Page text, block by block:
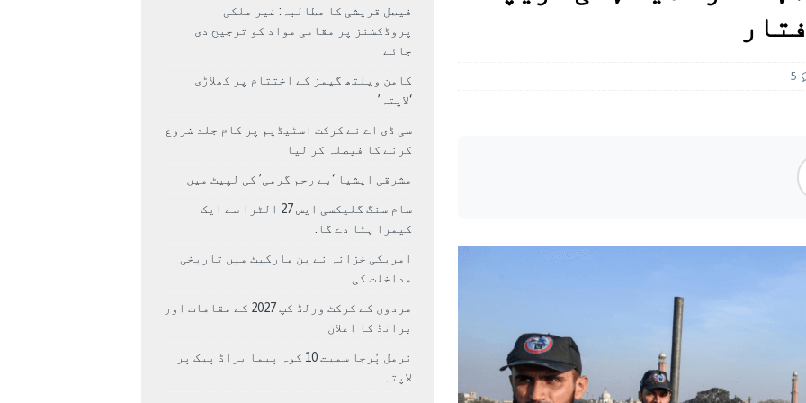
غیر ملکی پروڈکشنز پر مقامی مواد کو ترجیح دی جائے
5
فیصل قریشی کا مطالبہ: غیر ملکی
پروڈکشنز پر مقامی مواد کو ترجیح دی
جائے
کامن ویلتھ گیمز کے اختتام پر کھلاڑی
‘لاپتہ’
سی ڈی اے نے کرکٹ اسٹیڈیم پر کام جلد شروع
کرنے کا فیصلہ کر لیا
مشرقی ایشیا ‘بے رحم گرمی’ کی لپیٹ میں
سام سنگ گلیکسی ایس 27 الٹرا سے ایک
کیمرا ہٹا دے گا.
امریکی خزانہ نے ین مارکیٹ میں تاریخی
مداخلت کی
مردوں کے کرکٹ ورلڈ کپ 2027 کے مقامات اور
برانڈ کا اعلان
نرمل پُرجا سمیت 10 کوہ پیما براڈ پیک پر
لاپتہ